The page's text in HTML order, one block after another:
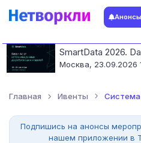
Анонсы
Москва, 23.09.2026
Главная Ивенты Система
Подпишись на анонсы
нашем приложении в